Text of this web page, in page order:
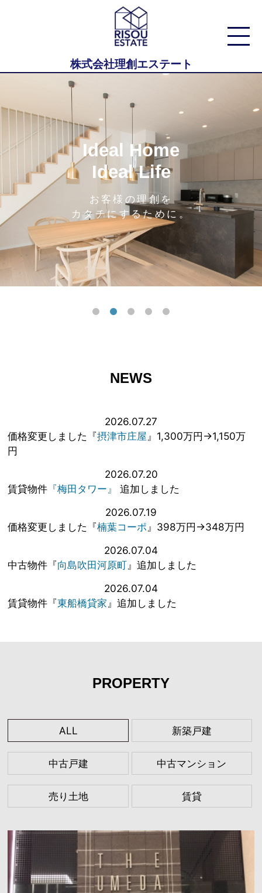
株式会社理創エステート
Ideal Home
Ideal Life
お客様の理創を
カタチにするために。
NEWS
2026.07.27
価格変更しました『摂津市庄屋』1,300万円→1,150万
円
2026.07.20
賃貸物件 『梅田タワー』
追加しました
2026.07.19
価格変更しました『楠葉コーポ』398万円→348万円
2026.07.04
中古物件『向島吹田河原町』追加しました
2026.07.04
賃貸物件『東船橋貸家』追加しました
PROPERTY
ALL 新築戸建
中古戸建 中古マンション
売り土地 賃貸